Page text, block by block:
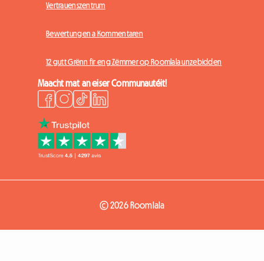
Vertrauenszentrum
Bewertungen a Kommentaren
12 gutt Grënn fir eng Zëmmer op Roomlala unzebidden
Maacht mat an eiser Communautéit!
© 2026 Roomlala